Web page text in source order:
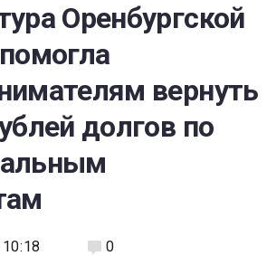
Оренбургской
вернуть
долгов по
0